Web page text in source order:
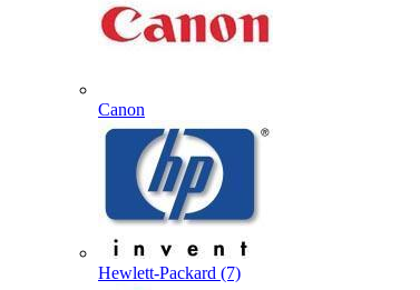
Canon
Hewlett-Packard (7)